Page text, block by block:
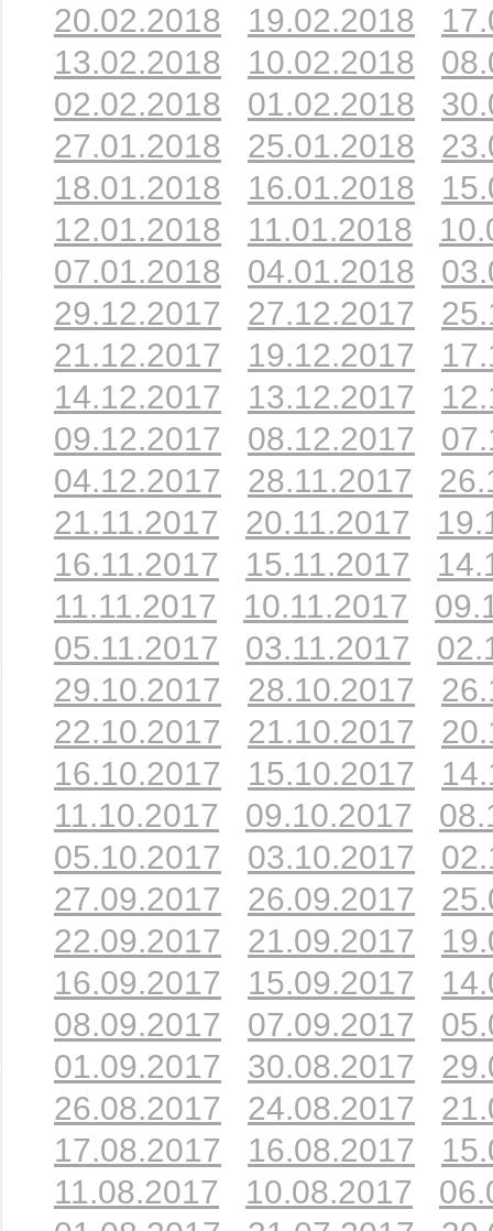
20.02.2018
19.02.2018
13.02.2018
10.02.2018
02.02.2018
01.02.2018
27.01.2018
25.01.2018
18.01.2018
16.01.2018
12.01.2018
11.01.2018
07.01.2018
04.01.2018
29.12.2017
27.12.2017
21.12.2017
19.12.2017
14.12.2017
13.12.2017
09.12.2017
08.12.2017
04.12.2017
28.11.2017
21.11.2017
20.11.2017
16.11.2017
15.11.2017
11.11.2017
10.11.2017
05.11.2017
03.11.2017
29.10.2017
28.10.2017
22.10.2017
21.10.2017
16.10.2017
15.10.2017
11.10.2017
09.10.2017
05.10.2017
03.10.2017
27.09.2017
26.09.2017
22.09.2017
21.09.2017
16.09.2017
15.09.2017
08.09.2017
07.09.2017
01.09.2017
30.08.2017
26.08.2017
24.08.2017
17.08.2017
16.08.2017
11.08.2017
10.08.2017